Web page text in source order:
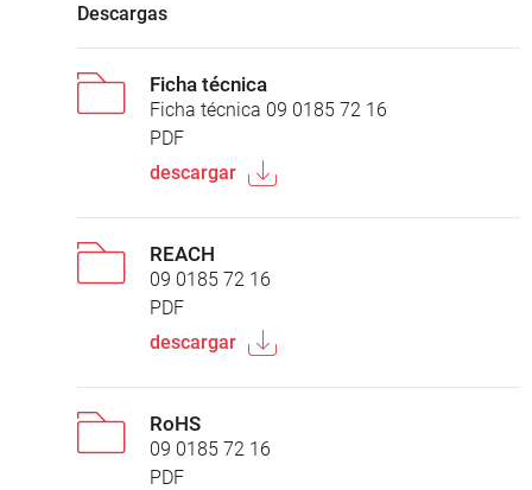
Descargas
Ficha técnica
Ficha técnica 09 0185 72 16
PDF
descargar
REACH
09 0185 72 16
PDF
descargar
RoHS
09 0185 72 16
PDF